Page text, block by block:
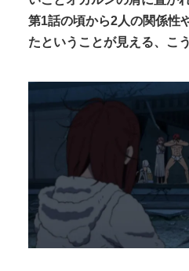
第1話の頃から2人の関係性
たということが見える、こ